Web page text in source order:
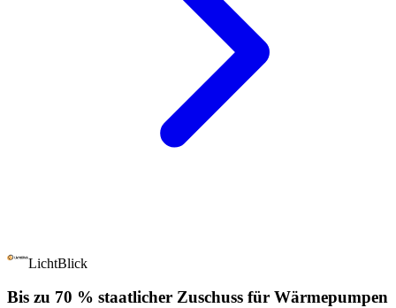
LichtBlick
Bis zu 70 % staatlicher Zuschuss für Wärmepumpen